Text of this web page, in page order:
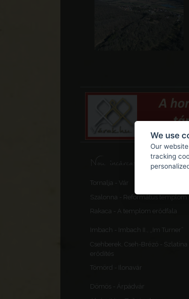
Nou încărcate, corecturi
Tornalja - Vár
Szalonna - Református templom
Rakaca - A templom erődfala
Imbach - Imbach II., „Im Turner”
Csehberek, Cseh-Brézó - Szlatina
erődítés
Tömörd - Ilonavár
Dömös - Árpádvár
We use
Our
tracking